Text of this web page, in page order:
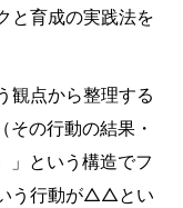
と育成の実践法を
観点から整理する
の行動の結果・
」という構造でフ
う行動が△△とい